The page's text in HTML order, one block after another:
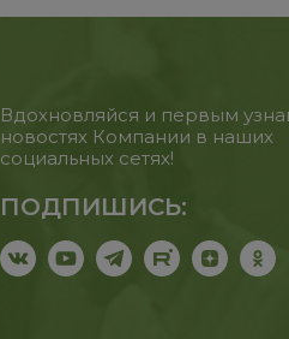
Вдохновляйся и первым
новостях Компании в наших
социальных сетях!
ПОДПИШИСЬ: